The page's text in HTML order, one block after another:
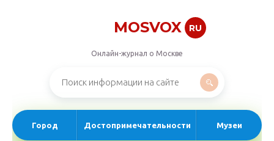
MOSVOX RU
Онлайн-журнал о Москве
Город Достопримечательности Музеи